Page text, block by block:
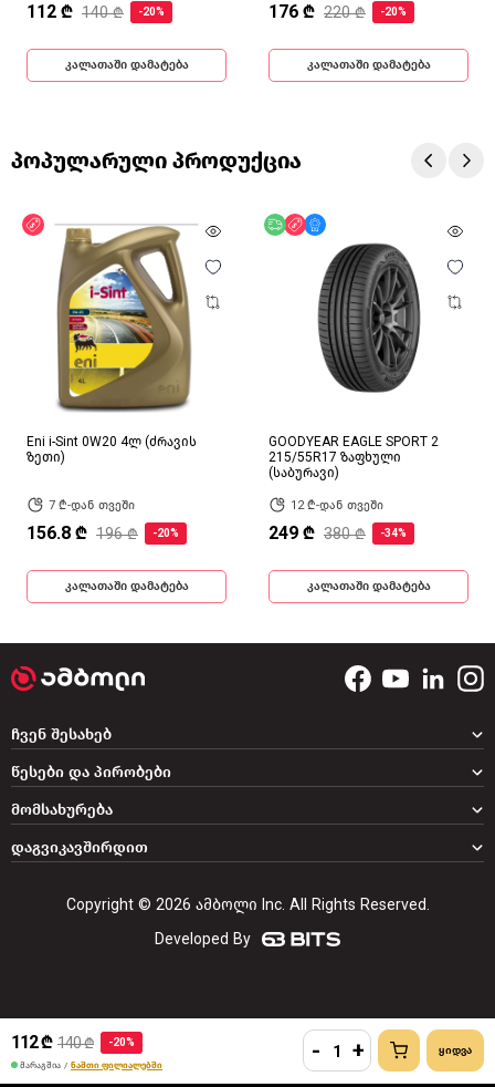
112 ₾ 140 ₾ -20%
მარაგშია / ნაშთი ფილიალებში
- +
112 ₾ 140 ₾ -20%
კალათაში დამატება
176 ₾ 220 ₾ -20%
კალათაში დამატება
პოპულარული პროდუქცია
ფასდაკლება
Eni i-Sint 0W20 4ლ (ძრავის
ზეთი)
7 ₾-დან თვეში
156.8 ₾ 196 ₾ -20%
კალათაში დამატება
უფასო მიწოდება
ფასდაკლება
GOODYEAR EAGLE SPORT 2
215/55R17 ზაფხული
(საბურავი)
12 ₾-დან თვეში
249 ₾ 380 ₾ -34%
კალათაში დამატება
დაგვიკავშირდით
ჩვენ შესახებ
წესები და პირობები
მომსახურება
Copyright © 2026 ამბოლი Inc. All Rights Reserved.
Developed By